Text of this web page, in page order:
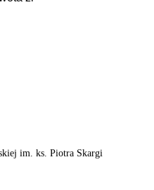
im. ks. Piotra Skargi